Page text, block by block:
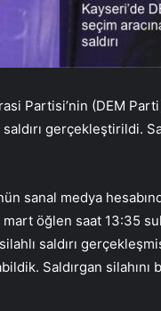
Partisi’nin (DEM
gerçekleştirildi.
sanal medya
mart öğlen saat 13:35
saldırı
Saldırgan